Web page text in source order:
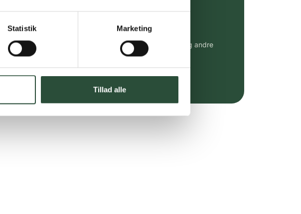
Statistik Marketing
Tillad alle
Stort udvalg af kendte produkter
Vi tilbyder et stort udvalg af kendte cremer, vitaminer og andre
spændende produkter – altid til fast lav pris.
Læs mere om Uglecare.dk her